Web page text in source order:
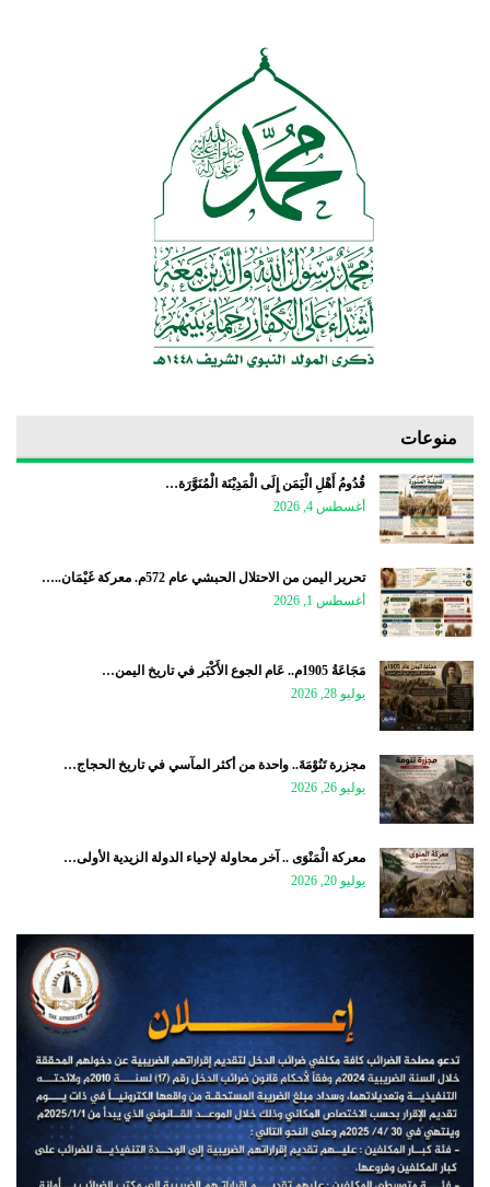
منوعات
قُدُومُ أَهْلِ الْيَمَن إِلَى الْمَدِيْنَة الْمُنَوَّرَة…
أغسطس 4, 2026
تحرير اليمن من الاحتلال الحبشي عام 572م. معركة غَيْمَان..…
أغسطس 1, 2026
مَجَاعَةُ 1905م.. عَام الجوع الأَكْبَر في تاريخ اليمن…
يوليو 28, 2026
مجزرة تَنُوْمَةَ.. واحدة من أكثر المآسي في تاريخ الحجاج…
يوليو 26, 2026
معركة الْمَنْوَى .. آخر محاولة لإحياء الدولة الزيدية الأولى…
يوليو 20, 2026